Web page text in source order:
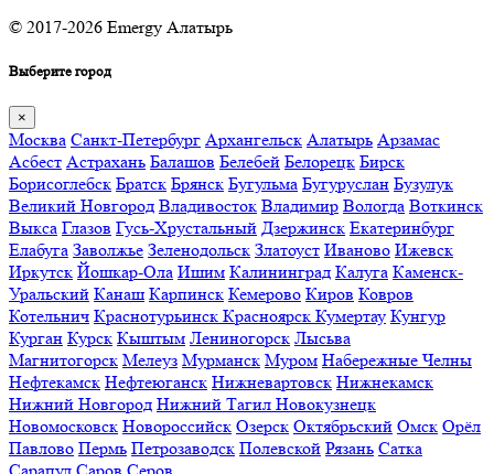
© 2017-2026 Emergy Алатырь
Выберите город
×
Москва Санкт-Петербург Архангельск Алатырь Арзамас
Асбест Астрахань Балашов Белебей Белорецк Бирск
Борисоглебск Братск Брянск Бугульма Бугуруслан Бузулук
Великий Новгород Владивосток Владимир Вологда Воткинск
Выкса Глазов Гусь-Хрустальный Дзержинск Екатеринбург
Елабуга Заволжье Зеленодольск Златоуст Иваново Ижевск
Иркутск Йошкар-Ола Ишим Калининград Калуга Каменск-
Уральский Канаш Карпинск Кемерово Киров Ковров
Котельнич Краснотурьинск Красноярск Кумертау Кунгур
Курган Курск Кыштым Лениногорск Лысьва
Магнитогорск Мелеуз Мурманск Муром Набережные Челны
Нефтекамск Нефтеюганск Нижневартовск Нижнекамск
Нижний Новгород Нижний Тагил Новокузнецк
Новомосковск Новороссийск Озерск Октябрьский Омск Орёл
Павлово Пермь Петрозаводск Полевской Рязань Сатка
Сарапул Саров Серов